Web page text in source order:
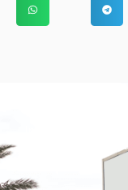
Ingin tahu tentang
Kami Berikan